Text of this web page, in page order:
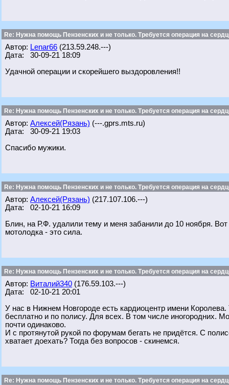
Re: Нужна помощь Пензенских и не только. Требуется операция на
Автор: Lenar66 (213.59.248.---)
Дата: 30-09-21 18:09
Удачной операции и скорейшего выздоровления!!
Re: Нужна помощь Пензенских и не только. Требуется операция на
Автор: Алексей(Рязань) (---.gprs.mts.ru)
Дата: 30-09-21 19:03
Спасибо мужики.
Re: Нужна помощь Пензенских и не только. Требуется операция на
Автор: Алексей(Рязань) (217.107.106.---)
Дата: 02-10-21 16:09
Блин, на Р.Ф. удалили тему и меня забанили до 10 ноября.
мотолодка - это сила.
Re: Нужна помощь Пензенских и не только. Требуется операция на
Автор: Виталий340 (176.59.103.---)
Дата: 02-10-21 20:01
У нас в Нижнем Новгороде есть кардиоцентр имени
бесплатно и по полису. Для всех. В том числе иногородних.
почти одинаково.
И с протянутой рукой по форумам бегать не придётся. С
хватает доехать? Тогда без вопросов - скинемся.
Re: Нужна помощь Пензенских и не только. Требуется операция на